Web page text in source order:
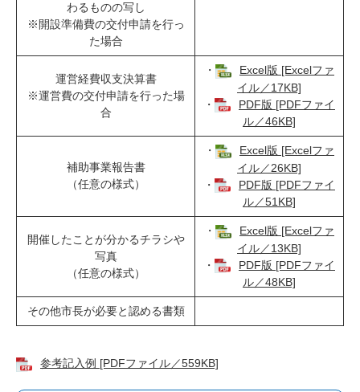
わるものの写し
※開設準備費の交付申請を行っ
た場合
運営経費収支決算書
※運営費の交付申請を行った場
合
・
Excel版 [Excelファ
イル／17KB]
・
PDF版 [PDFファイ
ル／46KB]
補助事業報告書
（任意の様式）
・
Excel版 [Excelファ
イル／26KB]
・
PDF版 [PDFファイ
ル／51KB]
開催したことが分かるチラシや
写真
（任意の様式）
・
Excel版 [Excelファ
イル／13KB]
・
PDF版 [PDFファイ
ル／48KB]
その他市長が必要と認める書類
参考記入例 [PDFファイル／559KB]